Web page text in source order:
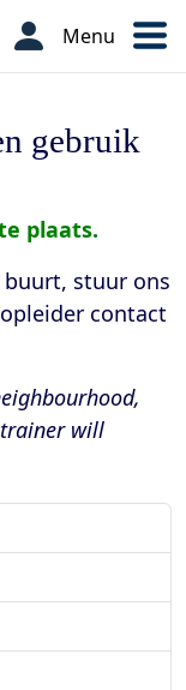
Menu
gebruik
plaats.
stuur ons
contact
will